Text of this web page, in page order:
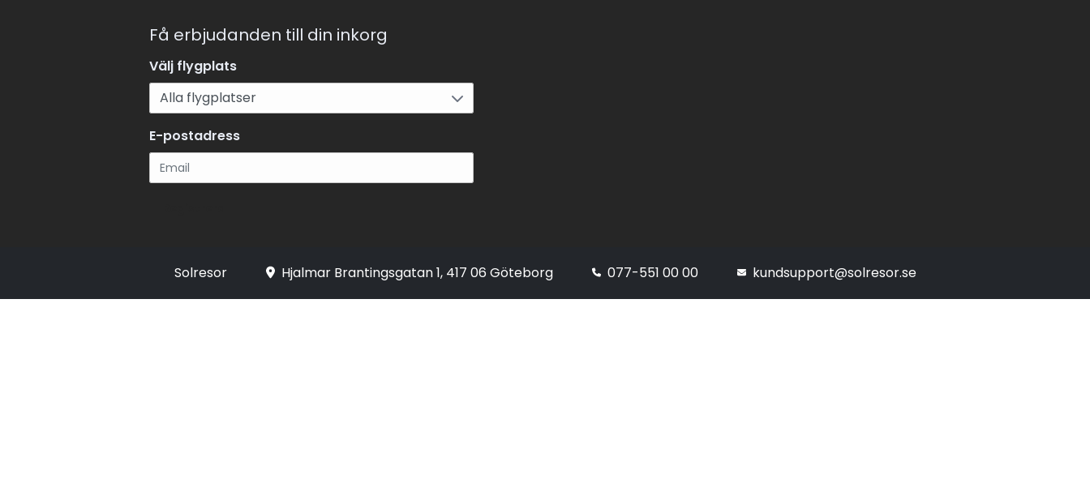
Få erbjudanden till din inkorg
Välj flygplats
E-postadress
Solresor Hjalmar Brantingsgatan 1, 417 06 Göteborg 077-551 00 00 kundsupport@solresor.se